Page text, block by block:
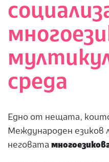
среда
Едно от нещата,
Международен езиков
неговата